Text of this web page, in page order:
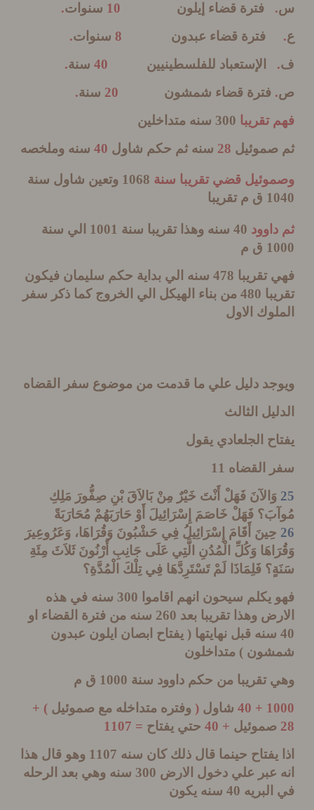
فترة قضاء إيلون سنوات .
فترة قضاء عبدون سنوات .
الإستعباد للفلسطينيين سنة.
فترة قضاء شمشون سنة.
تقريبا 300 سنه متداخلين
28 سنه ثم حكم شاول 40 سنه وملخصه
قضي تقريبا سنة1068 وتعين شاول سنة
ق م تقريبا
40 سنه وهذا تقريبا سنة1001 الي سنة
ق م
تقريبا478 سنه الي بداية حكم سليمان فيكون
480 من بناء الهيكل الي الخروج كما ذكر سفر
الاول
دليل علي ما قدمت من موضوع سفر القضاه
الثالث
الجلعادي يقول
القضاه 11
وَالآنَ فَهَلْ أَنْتَ خَيْرٌ مِنْ بَالاَقَ بْنِ صِفُّورَ مَلِكِ
فَهَلْ خَاصَمَ إِسْرَائِيلَ أَوْ حَارَبَهُمْ مُحَارَبَةً
حِينَ أَقَامَ إِسْرَائِيلُ فِي حَشْبُونَ وَقُرَاهَا، وَعَرُوعِيرَ
وَكُلِّ الْمُدُنِ الَّتِي عَلَى جَانِبِ أَرْنُونَ ثَلاَثَ مِئَةِ
فَلِمَاذَا لَمْ تَسْتَرِدَّهَا فِي تِلْكَ الْمُدَّةِ؟
يكلم سيحون انهم اقاموا 300 سنه في هذه
وهذا تقريبا بعد 260 سنه من فترة القضاء او
سنه قبل نهايتها (يفتاح ابصان ايلون عبدون
)متداخلون
تقريبا من حكم داوود سنة1000 ق م
شاول (وفتره متداخله مع صموئيل) +
صموئيل+ 40 حتي يفتاح = 1107
يفتاح حينما قال ذلك كان سنه1107 وهو قال هذا
عبر علي دخول الارض 300 سنه وهي بعد الرحله
40 سنه يكون